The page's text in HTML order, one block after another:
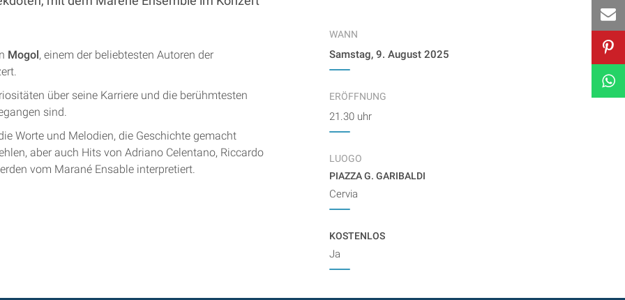
Mogol, einem der beliebtesten Autoren der
über seine Karriere und die berühmtesten
sind.
Worte und Melodien, die Geschichte gemacht
aber auch Hits von Adriano Celentano, Riccardo
vom Marané Ensable interpretiert.
WANN
Samstag, 9. August 2025
ERÖFFNUNG
21.30 uhr
LUOGO
PIAZZA G. GARIBALDI
Cervia
KOSTENLOS
Ja